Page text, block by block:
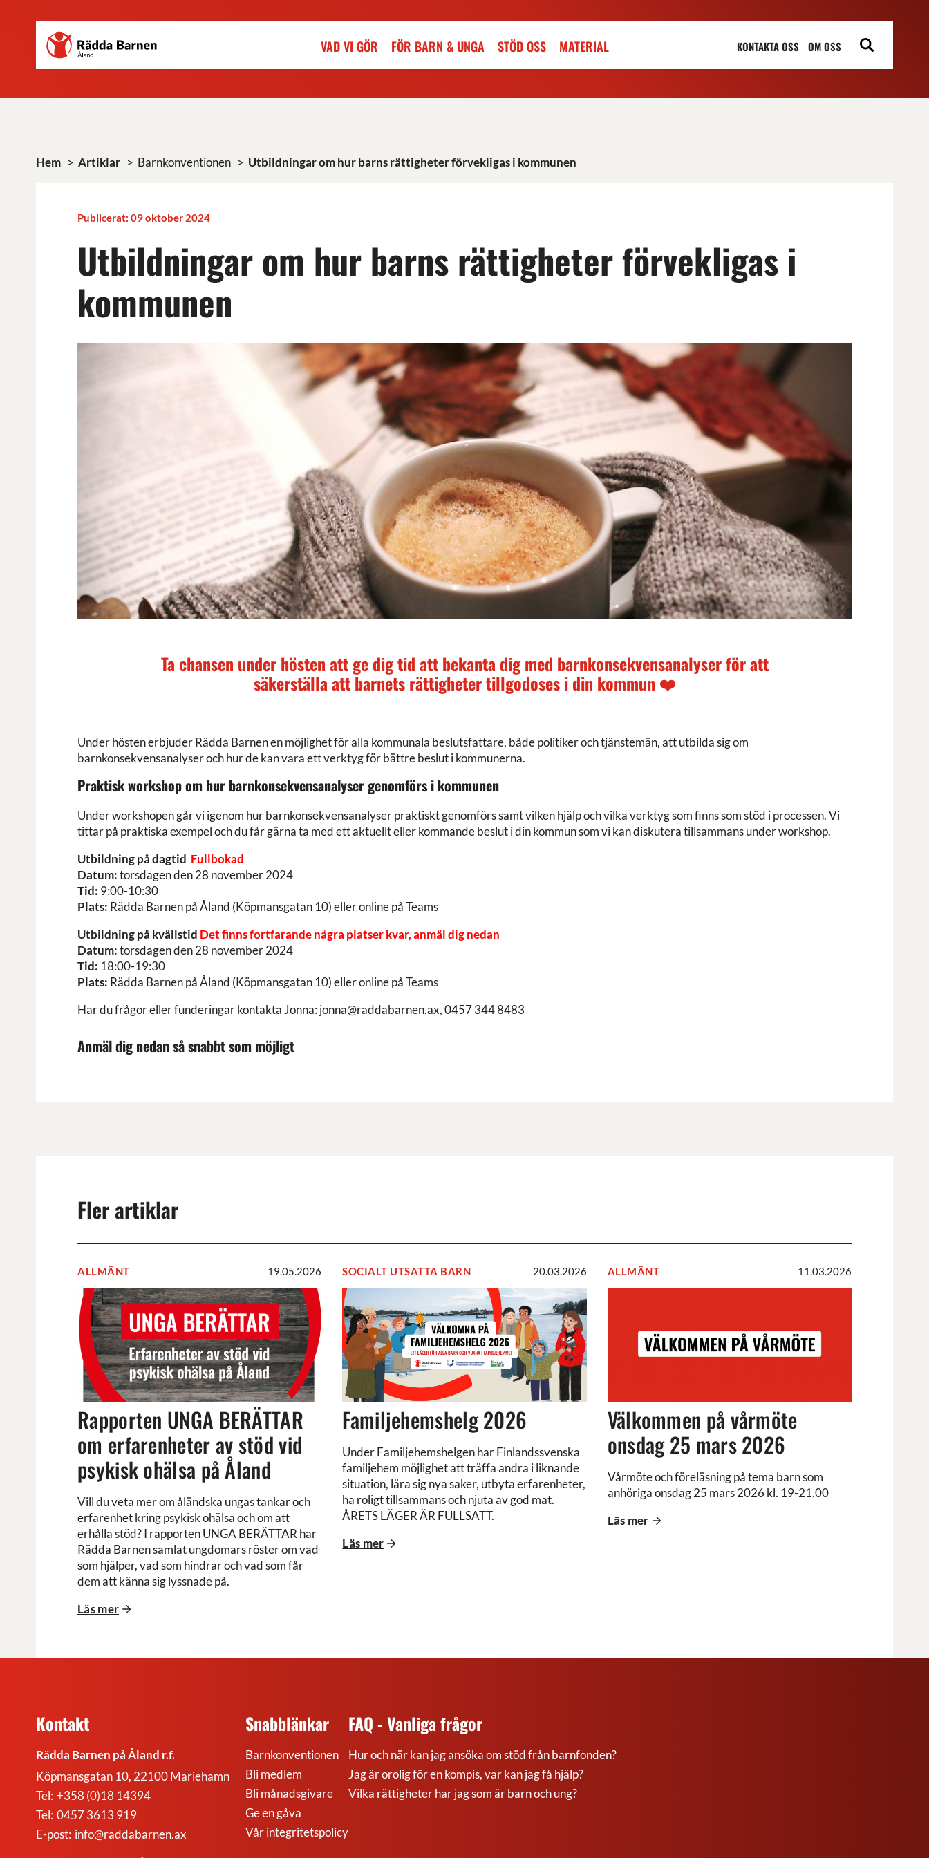
HoppaRädda
Barnen
på
r.f.
VAD VI GÖR FÖR BARN & UNGA STÖD OSS MATERIAL KONTAKTA OSS OM OSS
Hem > Artiklar > Barnkonventionen > Utbildningar om hur barns rättigheter förvekligas i kommunen
Publicerat: 09 oktober 2024
Utbildningar om hur barns rättigheter förvekligas i
kommunen
Ta chansen under hösten att ge dig tid att bekanta dig med barnkonsekvensanalyser för att
säkerställa att barnets rättigheter tillgodoses i din kommun ❤️
Under hösten erbjuder Rädda Barnen en möjlighet för alla kommunala beslutsfattare, både politiker och tjänstemän, att utbilda sig om
barnkonsekvensanalyser och hur de kan vara ett verktyg för bättre beslut i kommunerna.
Praktisk workshop om hur barnkonsekvensanalyser genomförs i kommunen
Under workshopen går vi igenom hur barnkonsekvensanalyser praktiskt genomförs samt vilken hjälp och vilka verktyg som finns som stöd i processen. Vi
tittar på praktiska exempel och du får gärna ta med ett aktuellt eller kommande beslut i din kommun som vi kan diskutera tillsammans under workshop.
Utbildning på dagtid Fullbokad
Datum:torsdagen den 28 november 2024
Tid: 9:00-10:30
Plats: Rädda Barnen på Åland (Köpmansgatan 10) eller online på Teams
Utbildning på kvällstid Det finns fortfarande några platser kvar, anmäl dig nedan
Datum:torsdagen den 28 november 2024
Tid: 18:00-19:30
Plats: Rädda Barnen på Åland (Köpmansgatan 10) eller online på Teams
Har du frågor eller funderingar kontakta Jonna: jonna@raddabarnen.ax, 0457 344 8483
Anmäl dig nedan så snabbt som möjligt
Fler artiklar
ALLMÄNT 19.05.2026
Rapporten
UNGA
BERÄTTAR
om
erfarenheter
av
stöd
vid
psykisk
ohälsa
på
Åland
Rapporten UNGA BERÄTTAR
om erfarenheter av stöd vid
psykisk ohälsa på Åland
Vill du veta mer om åländska ungas tankar och
erfarenhet kring psykisk ohälsa och om att
erhålla stöd? I rapporten UNGA BERÄTTAR har
Rädda Barnen samlat ungdomars röster om vad
som hjälper, vad som hindrar och vad som får
dem att känna sig lyssnade på.
Läs mer
SOCIALT UTSATTA BARN 20.03.2026
Familjehemshelg
2026
Familjehemshelg 2026
Under Familjehemshelgen har Finlandssvenska
familjehem möjlighet att träffa andra i liknande
situation, lära sig nya saker, utbyta erfarenheter,
ha roligt tillsammans och njuta av god mat.
ÅRETS LÄGER ÄR FULLSATT.
Läs mer
ALLMÄNT 11.03.2026
vårmöte
onsdag
Välkommen på vårmöte
onsdag 25 mars 2026
Vårmöte och föreläsning på tema barn som
anhöriga onsdag 25 mars 2026 kl. 19-21.00
Läs mer
Kontakt
Rädda Barnen på Åland r.f.
Köpmansgatan 10, 22100 Mariehamn
Tel: +358 (0)18 14394
Tel: 0457 3613 919
E-post: info@raddabarnen.ax
Snabblänkar
Barnkonventionen
Bli medlem
Bli månadsgivare
Ge en gåva
Vår integritetspolicy
FAQ - Vanliga frågor
Hur och när kan jag ansöka om stöd från barnfonden?
Jag är orolig för en kompis, var kan jag få hjälp?
Vilka rättigheter har jag som är barn och ung?